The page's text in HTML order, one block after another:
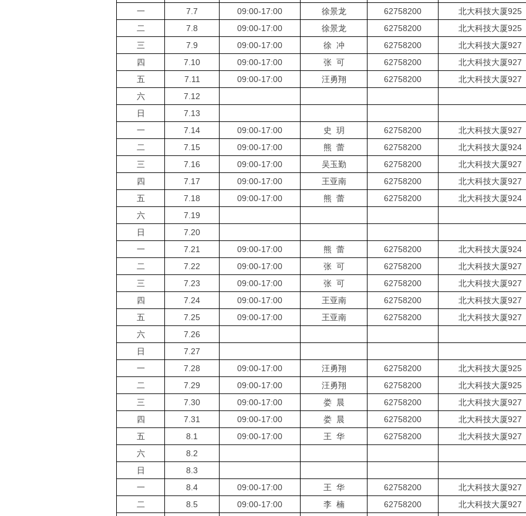
一
7.7 09:00-17:00 徐景龙 62758200 北大科技大厦925
二 7.8 09:00-17:00 徐景龙 62758200
北大科技大厦925
三
7.9 09:00-17:00 徐 冲 62758200
北大科技大厦927
四
7.10 09:00-17:00 张 可 62758200
北大科技大厦927
五
7.11 09:00-17:00 汪勇翔 62758200
北大科技大厦927
六
7.12
日
7.13
一
7.14 09:00-17:00 史 玥 62758200 北大科技大厦927
二 7.15 09:00-17:00 熊 蕾 62758200
北大科技大厦924
三
7.16 09:00-17:00 吴玉勤 62758200
北大科技大厦927
四
7.17 09:00-17:00 王亚南 62758200
北大科技大厦927
五
7.18 09:00-17:00 熊 蕾 62758200
北大科技大厦924
六
7.19
日
7.20
一
7.21 09:00-17:00 熊 蕾 62758200 北大科技大厦924
二 7.22 09:00-17:00 张 可 62758200
北大科技大厦927
三
7.23 09:00-17:00 张 可 62758200
北大科技大厦927
四
7.24 09:00-17:00 王亚南 62758200
北大科技大厦927
五
7.25 09:00-17:00 王亚南 62758200
北大科技大厦927
六
7.26
日
7.27
一
7.28 09:00-17:00 汪勇翔 62758200 北大科技大厦925
二 7.29 09:00-17:00 汪勇翔 62758200
北大科技大厦925
三
7.30 09:00-17:00 娄 晨 62758200
北大科技大厦927
四
7.31 09:00-17:00 娄 晨 62758200
北大科技大厦927
五
8.1 09:00-17:00 王 华 62758200
北大科技大厦927
六
8.2
日
8.3
一
8.4 09:00-17:00 王 华 62758200 北大科技大厦927
二 8.5 09:00-17:00 李 楠 62758200
北大科技大厦927